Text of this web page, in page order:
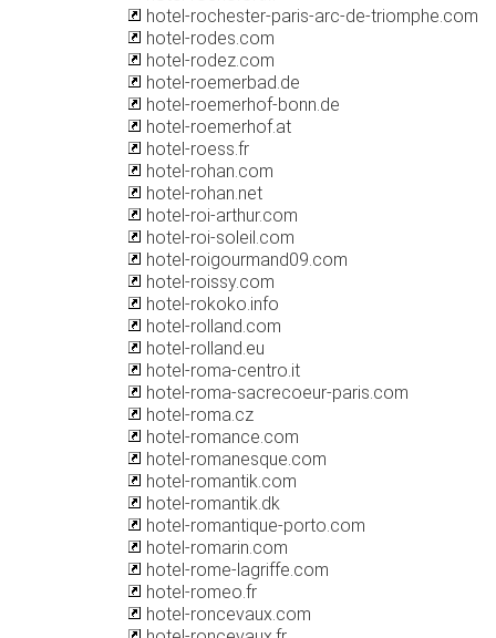
hotel-rochester-paris-arc-de-triomphe.com
hotel-rodes.com
hotel-rodez.com
hotel-roemerbad.de
hotel-roemerhof-bonn.de
hotel-roemerhof.at
hotel-roess.fr
hotel-rohan.com
hotel-rohan.net
hotel-roi-arthur.com
hotel-roi-soleil.com
hotel-roigourmand09.com
hotel-roissy.com
hotel-rokoko.info
hotel-rolland.com
hotel-rolland.eu
hotel-roma-centro.it
hotel-roma-sacrecoeur-paris.com
hotel-roma.cz
hotel-romance.com
hotel-romanesque.com
hotel-romantik.com
hotel-romantik.dk
hotel-romantique-porto.com
hotel-romarin.com
hotel-rome-lagriffe.com
hotel-romeo.fr
hotel-roncevaux.com